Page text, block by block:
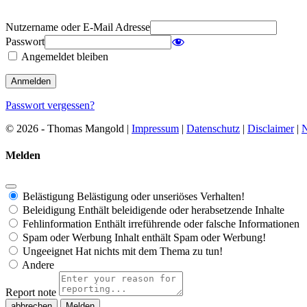
Nutzername oder E-Mail Adresse
Passwort
Angemeldet bleiben
Passwort vergessen?
© 2026 - Thomas Mangold | Impressum | Datenschutz | Disclaimer|
Melden
Belästigung Belästigung oder unseriöses Verhalten!
Beleidigung Enthält beleidigende oder herabsetzende Inhalte
Fehlinformation Enthält irreführende oder falsche Informationen
Spam oder Werbung Inhalt enthält Spam oder Werbung!
Ungeeignet Hat nichts mit dem Thema zu tun!
Andere
Report note